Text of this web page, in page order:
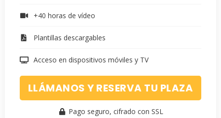
+40 horas de vídeo
Plantillas descargables
Acceso en dispositivos móviles y TV
LLÁMANOS Y RESERVA TU PLAZA
Pago seguro, cifrado con SSL